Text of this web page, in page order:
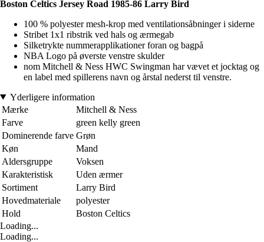
Boston Celtics Jersey Road 1985-86 Larry Bird
100 % polyester mesh-krop med ventilationsåbninger i siderne
Stribet 1x1 ribstrik ved hals og ærmegab
Silketrykte nummerapplikationer foran og bagpå
NBA Logo på øverste venstre skulder
nom Mitchell & Ness HWC Swingman har vævet et jocktag og
en label med spillerens navn og årstal nederst til venstre.
Yderligere information
Mærke
Mitchell & Ness
Farve
green kelly green
Dominerende farve Grøn
Køn
Mand
Aldersgruppe
Voksen
Karakteristisk
Uden ærmer
Sortiment
Larry Bird
Hovedmateriale
polyester
Hold
Boston Celtics
Loading...
Loading...